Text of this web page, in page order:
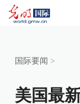
国际要闻 >
美国最